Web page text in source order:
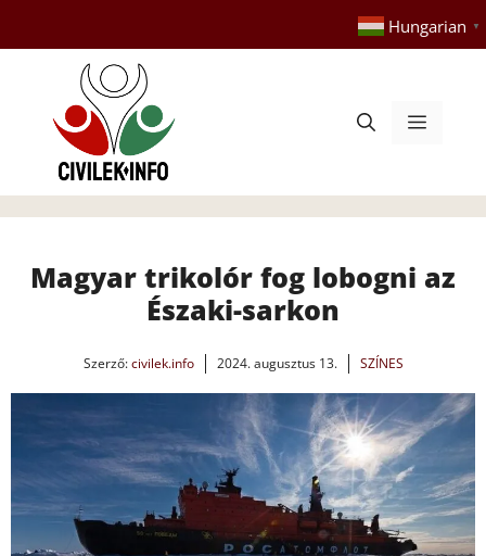
tartalomba
Hungarian ▼
Menü
Magyar trikolór fog lobogni az
Északi-sarkon
Szerző:civilek.info 2024. augusztus 13. SZÍNES